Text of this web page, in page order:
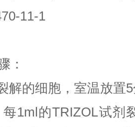
11-1
：
解的细胞，室温放置5
每1ml的TRIZOL试剂